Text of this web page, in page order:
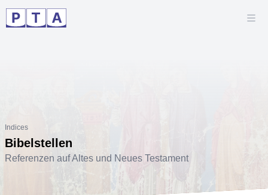
Indices
Bibelstellen
Referenzen auf Altes und Neues Testament